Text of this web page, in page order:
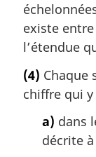
existe
l’étendue
(4) Chaque
chiffre qui
a) dans
décrite